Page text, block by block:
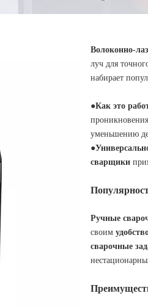
Волоконно-
луч для
набирает
●Как это
уменьшению
сварщики
Ручные
своим
сварочные